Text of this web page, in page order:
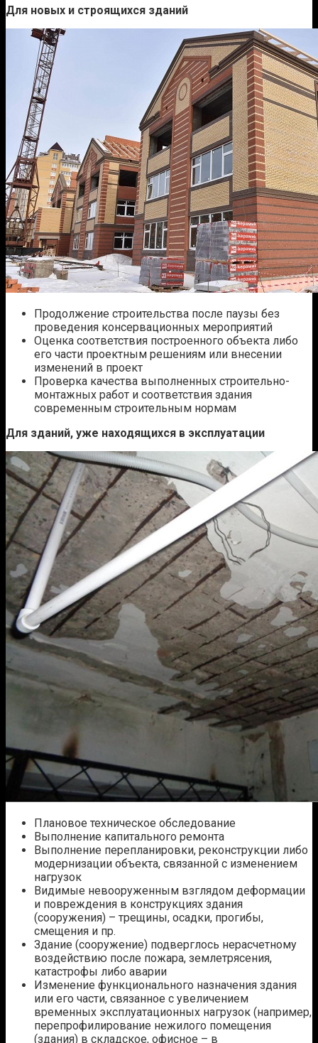
Для новых и строящихся зданий
Продолжение строительства после паузы без
проведения консервационных мероприятий
Оценка соответствия построенного объекта либо
его части проектным решениям или внесении
изменений в проект
Проверка качества выполненных строительно-
монтажных работ и соответствия здания
современным строительным нормам
Для зданий, уже находящихся в эксплуатации
Плановое техническое обследование
Выполнение капитального ремонта
Выполнение перепланировки, реконструкции либо
модернизации объекта, связанной с изменением
нагрузок
Видимые невооруженным взглядом деформации
и повреждения в конструкциях здания
(сооружения) – трещины, осадки, прогибы,
смещения и пр.
Здание (сооружение) подверглось нерасчетному
воздействию после пожара, землетрясения,
катастрофы либо аварии
Изменение функционального назначения здания
или его части, связанное с увеличением
временных эксплуатационных нагрузок (например,
перепрофилирование нежилого помещения
(здания) в складское, офисное – в